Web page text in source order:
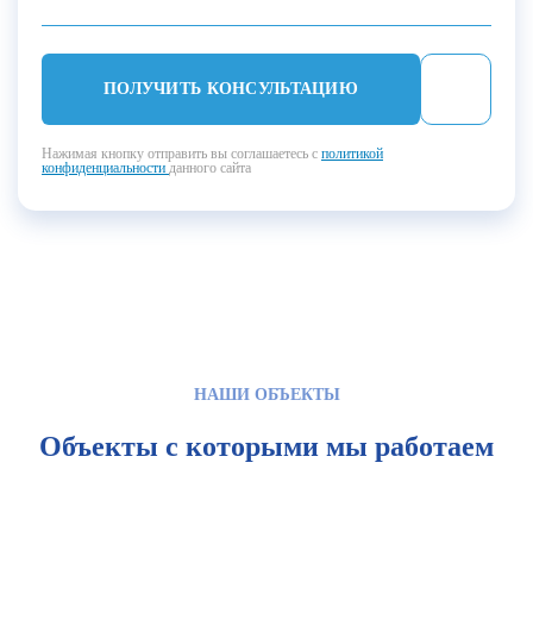
ПОЛУЧИТЬ КОНСУЛЬТАЦИЮ
Нажимая кнопку отправить вы соглашаетесь с политикой
конфиденциальности данного сайта
НАШИ ОБЪЕКТЫ
Объекты с которыми мы работаем